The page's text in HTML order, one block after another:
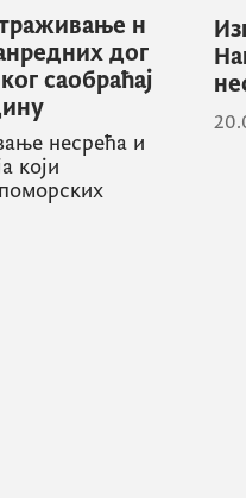
н
дог
саобраћај
несрећа и
који